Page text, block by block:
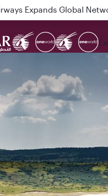
flying between Doha